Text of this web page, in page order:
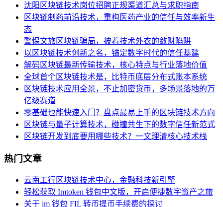
沈阳区块链技术岗位招聘正规渠道汇总与求职指南
区块链制药前沿技术，重构医药产业的信任与效率新生
态
警惕文旅区块链骗局，披着技术外衣的敛财陷阱
以区块链技术创新之名，锚定数字时代的信任基建
解码区块链最新传输技术，核心特点与行业落地价值
全球首个区块链技术是，比特币底层分布式账本系统
区块链技术应用全景，不止加密货币，多场景落地的万
亿级赛道
零基础也能快速入门？盘点最易上手的区块链技术方向
区块链与量子计算技术，碰撞共生下的数字信任新范式
区块链开发到底要用哪些技术？一文理清核心技术栈
热门文章
云南工行区块链技术中心，金融科技新引擎
轻松获取 Imtoken 钱包中文版，开启便捷数字资产之旅
关于 im 钱包 FIL 转币提币手续费的探讨